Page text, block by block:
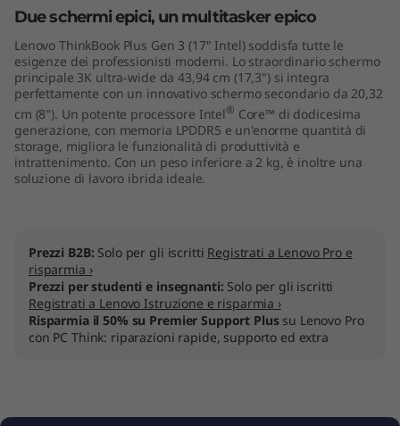
n
e
Due schermi epici, un multitasker epico
Lenovo ThinkBook Plus Gen 3 (17" Intel) soddisfa tutte le
esigenze dei professionisti moderni. Lo straordinario schermo
principale 3K ultra-wide da 43,94 cm (17,3") si integra
perfettamente con un innovativo schermo secondario da 20,32
cm (8"). Un potente processore Intel® Core™ di dodicesima
generazione, con memoria LPDDR5 e un'enorme quantità di
storage, migliora le funzionalità di produttività e
intrattenimento. Con un peso inferiore a 2 kg, è inoltre una
soluzione di lavoro ibrida ideale.
Prezzi B2B: Solo per gli iscritti Registrati a Lenovo Pro e
risparmia ›
Prezzi per studenti e insegnanti: Solo per gli iscritti
Registrati a Lenovo Istruzione e risparmia ›
Risparmia il 50% su Premier Support Plussu Lenovo Pro
con PC Think: riparazioni rapide, supporto ed extra